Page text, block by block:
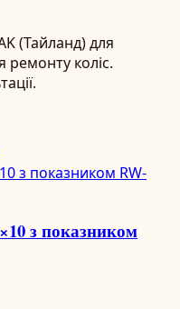
(Тайланд) для
ремонту коліс.
з показником